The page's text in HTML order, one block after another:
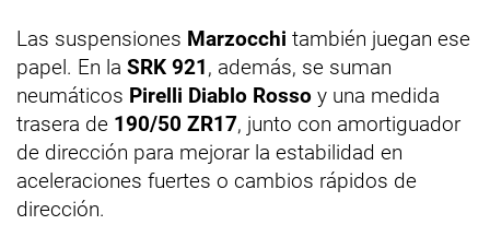
Las suspensiones Marzocchi también juegan ese
papel. En la SRK 921, además, se suman
neumáticos Pirelli Diablo Rosso y una medida
trasera de 190/50 ZR17, junto con amortiguador
de dirección para mejorar la estabilidad en
aceleraciones fuertes o cambios rápidos de
dirección.